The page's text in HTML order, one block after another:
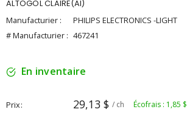
ALTOGOL CLAIRE(AI)
Manufacturier :
PHILIPS ELECTRONICS -LIGHT
# Manufacturier : 467241
En inventaire
Prix 29,13 $ / ch Écofrais : 1,85 $